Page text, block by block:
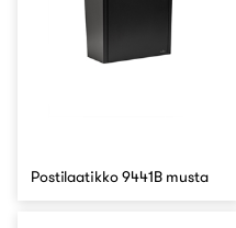
Postilaatikko 9441B musta